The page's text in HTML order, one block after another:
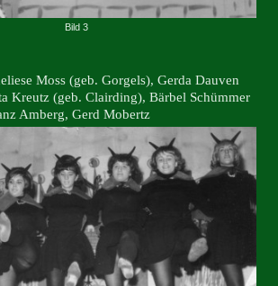
Bild 3
Moss (geb. Gorgels), Gerda Dauven
Kreutz (geb. Clairding), Bärbel Schümmer
Amberg, Gerd Mobertz